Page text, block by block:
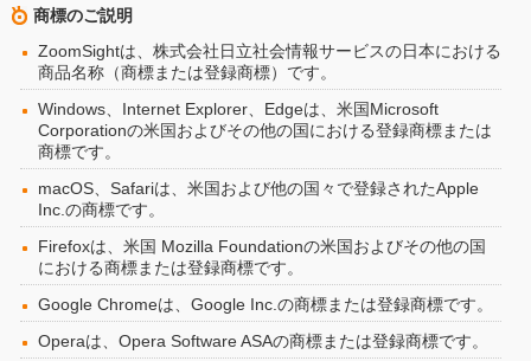
商標のご説明
ZoomSightは、株式会社日立社会情報サービスの日本における
商品名称（商標または登録商標）です。
Windows、Internet Explorer、Edgeは、米国Microsoft
Corporationの米国およびその他の国における登録商標または
商標です。
macOS、Safariは、米国および他の国々で登録されたApple
Inc.の商標です。
Firefoxは、米国 Mozilla Foundationの米国およびその他の国
における商標または登録商標です。
Google Chromeは、Google Inc.の商標または登録商標です。
Operaは、Opera Software ASAの商標または登録商標です。